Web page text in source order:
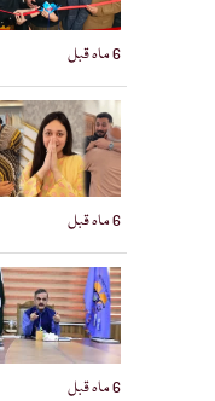
6 ماہ قبل
6 ماہ قبل
6 ماہ قبل